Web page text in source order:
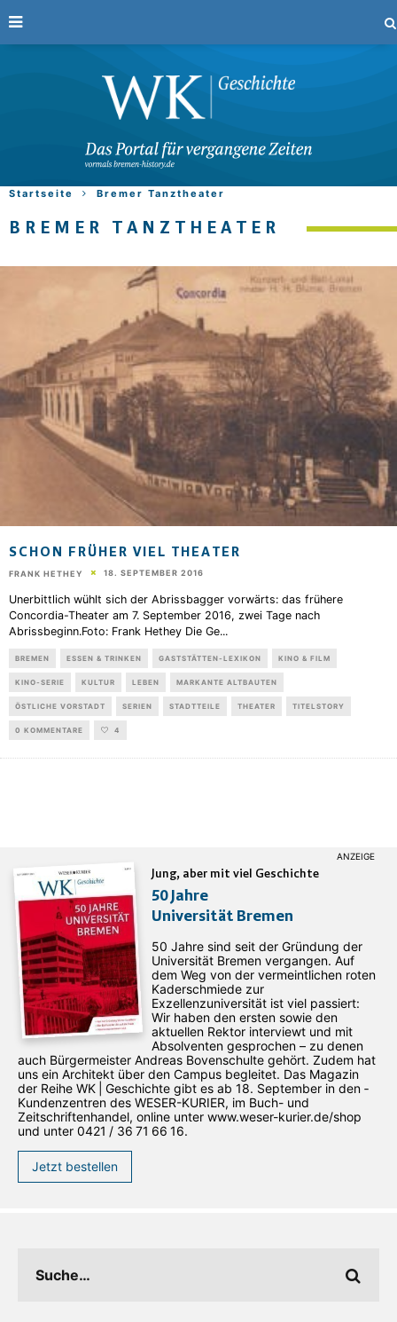
Startseite Bremer Tanztheater
BREMER TANZTHEATER
SCHON FRÜHER VIEL THEATER
FRANK HETHEY 18. SEPTEMBER 2016
Unerbittlich wühlt sich der Abrissbagger vorwärts: das frühere
Concordia-Theater am 7. September 2016, zwei Tage nach
Abrissbeginn.Foto: Frank Hethey Die Ge...
BREMEN ESSEN & TRINKEN GASTSTÄTTEN-LEXIKON KINO & FILM
KINO-SERIE KULTUR LEBEN MARKANTE ALTBAUTEN
ÖSTLICHE VORSTADT SERIEN STADTTEILE THEATER TITELSTORY
0 KOMMENTARE 4
Jung, aber mit viel Geschichte
50 Jahre
Universität Bremen
50 Jahre sind seit der Gründung der
Universität Bremen vergangen. Auf
dem Weg von der vermeintlichen roten
Kaderschmiede zur
Exzellenzuniversität ist viel passiert:
Wir haben den ersten sowie den
aktuellen Rektor interviewt und mit
Absolventen gesprochen – zu denen
auch Bürgermeister Andreas Bovenschulte gehört. Zudem hat
uns ein Architekt über den Campus begleitet. Das Magazin
der Reihe WK | Geschichte gibt es ab 18. September in den ­
Kundenzentren des WESER-­KURIER, im Buch- und
Zeitschriftenhandel, online unter www.weser-kurier.de/shop
und unter 0421 / 36 71 66 16.
Jetzt bestellen